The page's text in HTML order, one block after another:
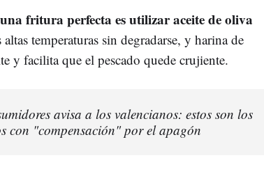
fritura perfecta es utilizar aceite de oliva
temperaturas sin degradarse, y harina de
y facilita que el pescado quede crujiente.
avisa a los valencianos: estos son los
con "compensación" por el apagón